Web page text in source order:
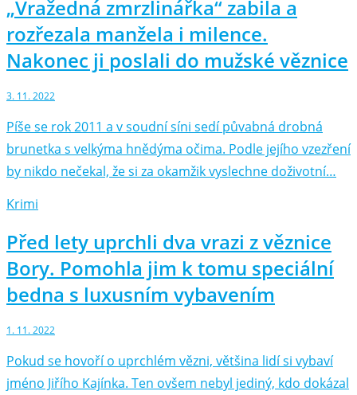
„Vražedná zmrzlinářka“ zabila a
rozřezala manžela i milence.
Nakonec ji poslali do mužské věznice
3. 11. 2022
Píše se rok 2011 a v soudní síni sedí půvabná drobná
brunetka s velkýma hnědýma očima. Podle jejího vzezření
by nikdo nečekal, že si za okamžik vyslechne doživotní…
Krimi
Před lety uprchli dva vrazi z věznice
Bory. Pomohla jim k tomu speciální
bedna s luxusním vybavením
1. 11. 2022
Pokud se hovoří o uprchlém vězni, většina lidí si vybaví
jméno Jiřího Kajínka. Ten ovšem nebyl jediný, kdo dokázal